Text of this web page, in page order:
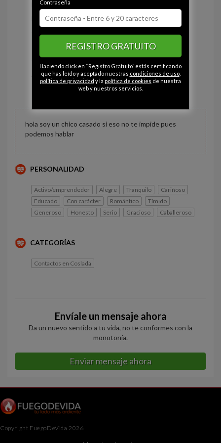
Estado civil:
Fumador/a: Sí
Moreno
Constitución: Delgado
Altura: 162 cm
hola soy un chico casado si eso no te impide pues
podemos hablar
PERSONALIDAD
Activo/emprendedor Alegre Tranquilo
Cariñoso
Educado
Con carácter Romántico
Tímido
Generoso
Honesto Serio Gracioso Caballeroso
CATEGORÍAS
Contactos en Coslada
Envíale un mensaje ahora
Da un nuevo sentido a tu vida, no te conformes con la
monotonía.
Enviar mensaje ahora
Contraseña
REGISTRO GRATUITO
Haciendo click en “Registro Gratuito” estás certificando
que has leído y aceptado nuestras condiciones de uso,
política de privacidad y la política de cookies de nuestra
web y nuestros servicios.
Copyright FuegoDeVida 2026